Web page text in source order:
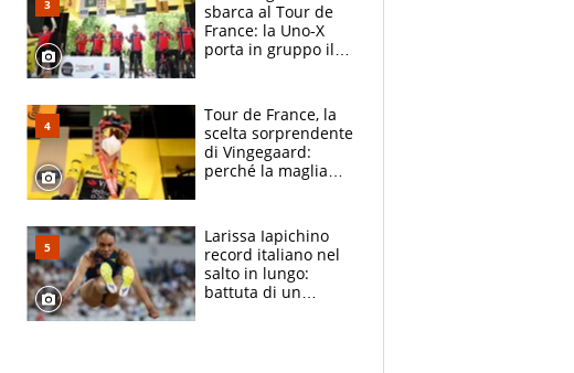
sbarca al Tour de
France: la Uno-X
porta in gruppo il
compagni
Tour de France, la
scelta sorprendente
di Vingegaard:
perché la maglia
rischio da evitare
Larissa Iapichino
record italiano nel
salto in lungo:
battuta di un